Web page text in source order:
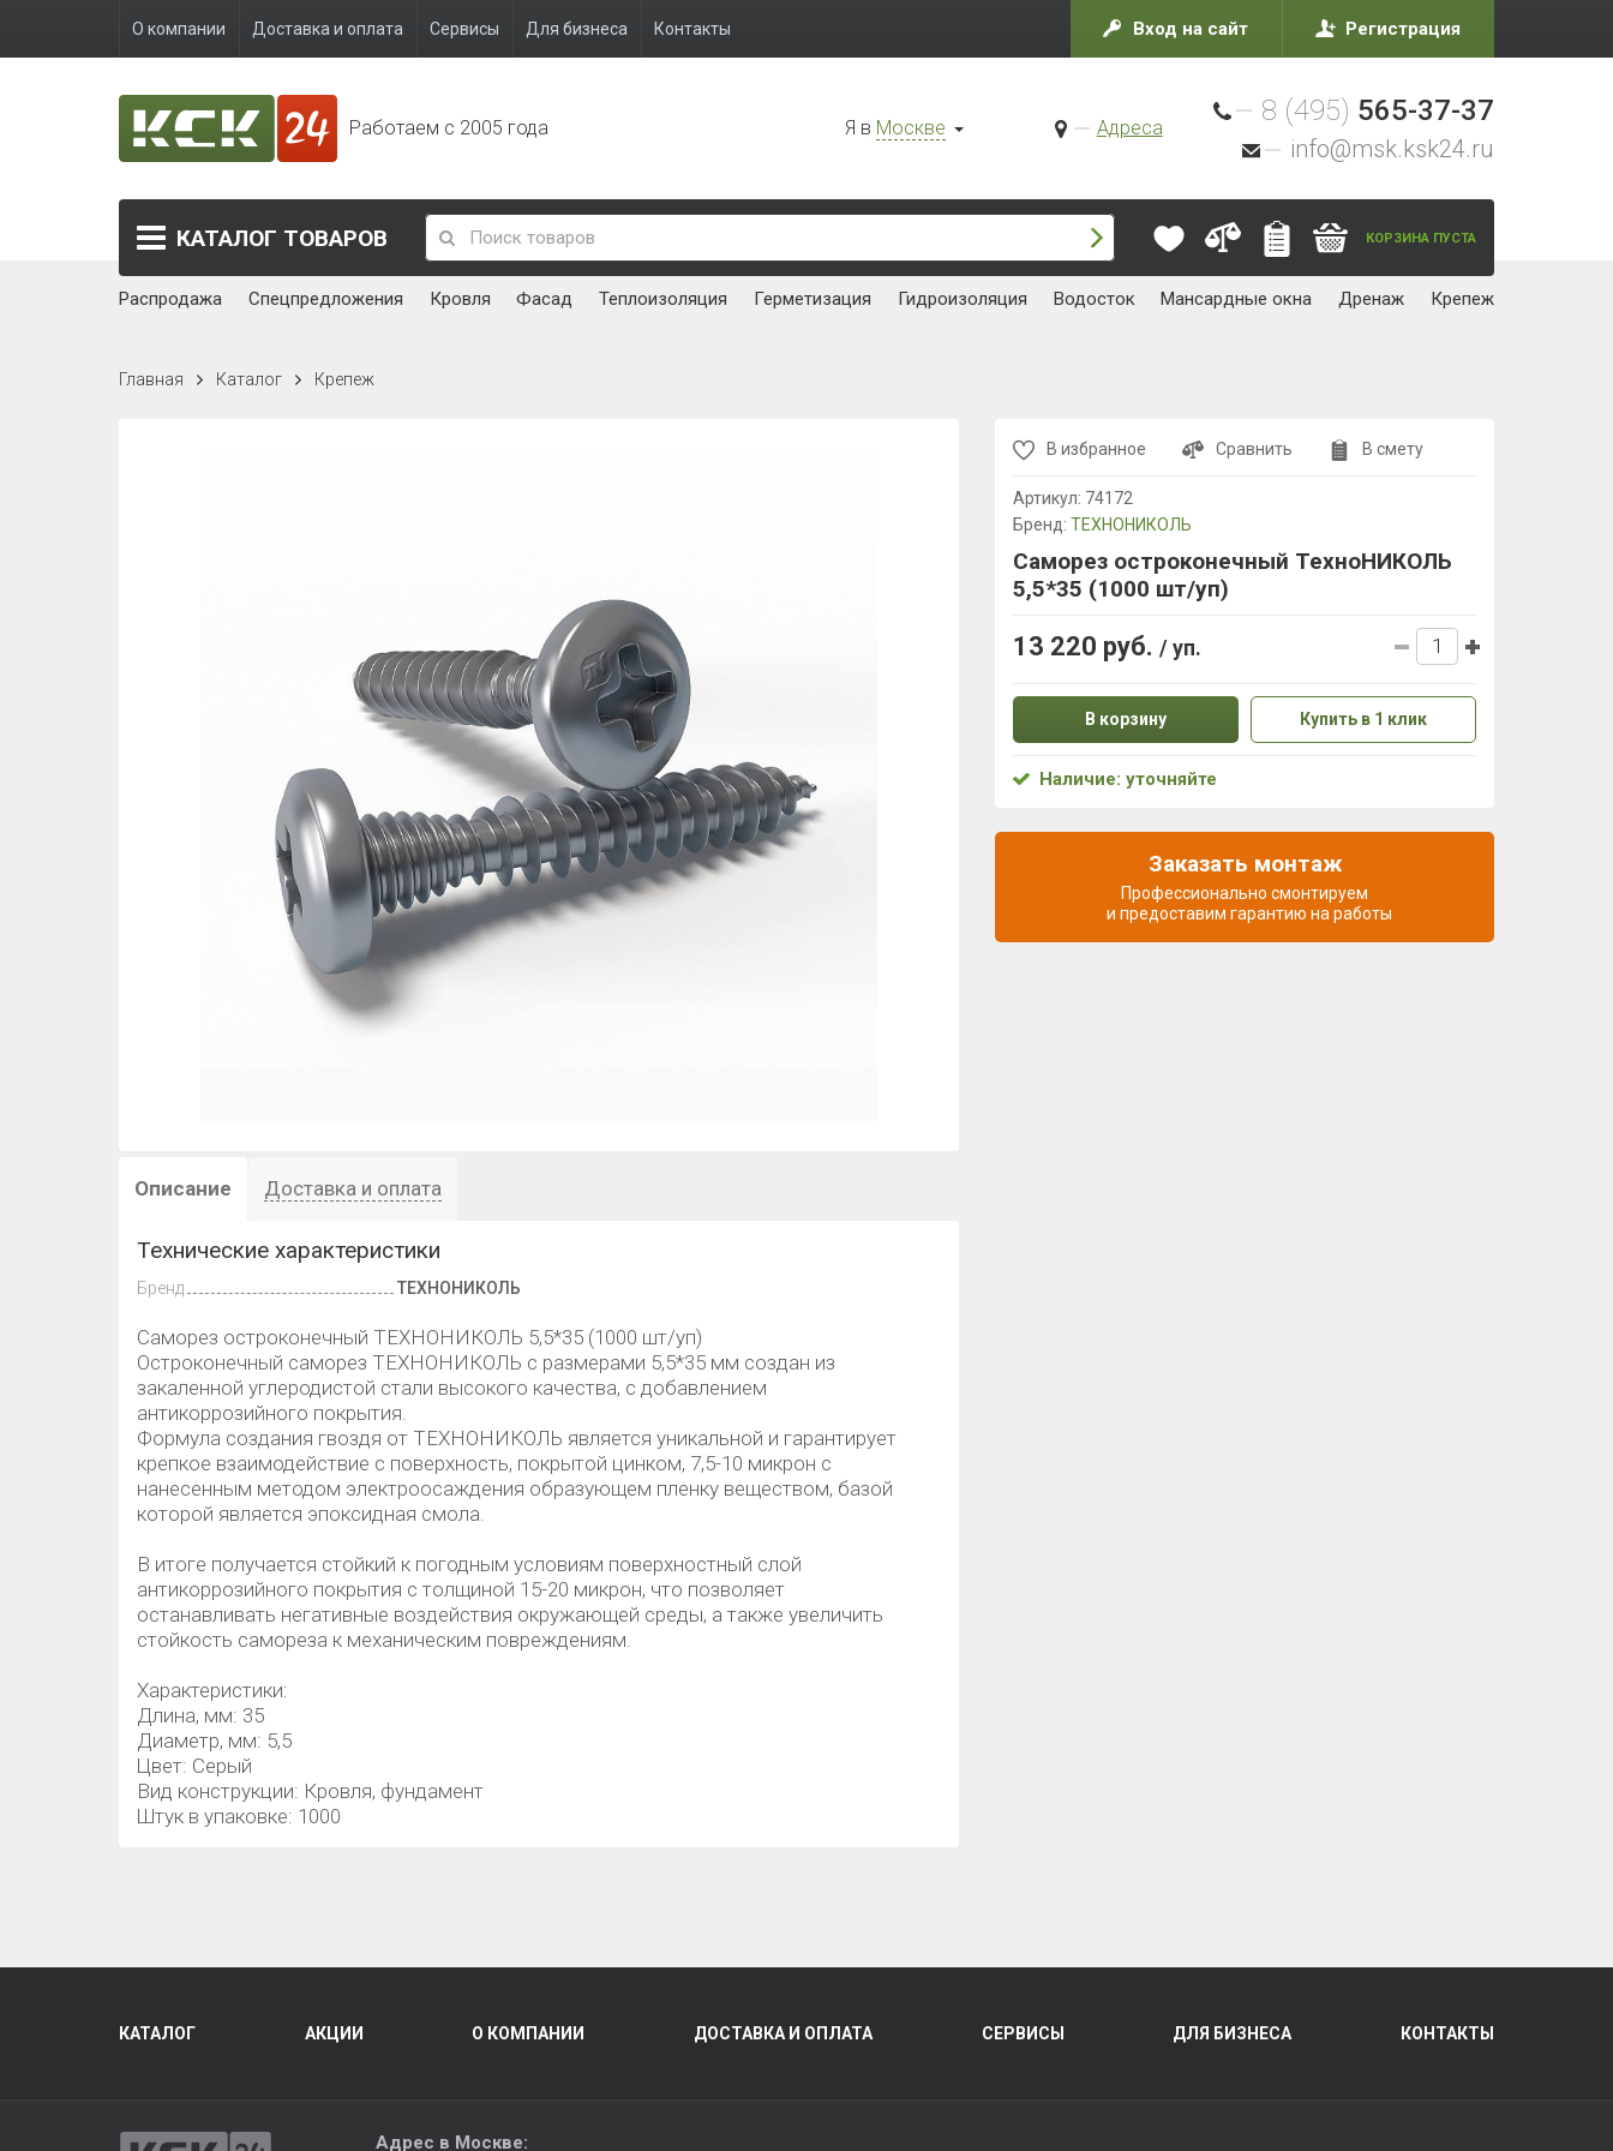
О компании Доставка и оплата Сервисы Для бизнеса Контакты Вход на сайт Регистрация
Работаем с 2005 года Я в Москве Адреса
8 (495) 565-37-37
info@msk.ksk24.ru
КАТАЛОГ ТОВАРОВ КОРЗИНА ПУСТА
Распродажа Спецпредложения Кровля Фасад Теплоизоляция Герметизация Гидроизоляция Водосток Мансардные окна Дренаж Крепеж
Главная Каталог Крепеж
Описание Доставка и оплата
Технические характеристики
Бренд ТЕХНОНИКОЛЬ
Саморез остроконечный ТЕХНОНИКОЛЬ 5,5*35 (1000 шт/уп)
Остроконечный саморез ТЕХНОНИКОЛЬ с размерами 5,5*35 мм создан из
закаленной углеродистой стали высокого качества, с добавлением
антикоррозийного покрытия.
Формула создания гвоздя от ТЕХНОНИКОЛЬ является уникальной и гарантирует
крепкое взаимодействие с поверхность, покрытой цинком, 7,5-10 микрон с
нанесенным методом электроосаждения образующем пленку веществом, базой
которой является эпоксидная смола.
В итоге получается стойкий к погодным условиям поверхностный слой
антикоррозийного покрытия с толщиной 15-20 микрон, что позволяет
останавливать негативные воздействия окружающей среды, а также увеличить
стойкость самореза к механическим повреждениям.
Характеристики:
Длина, мм: 35
Диаметр, мм: 5,5
Цвет: Серый
Вид конструкции: Кровля, фундамент
Штук в упаковке: 1000
В избранное Сравнить В смету
Артикул: 74172
Бренд: ТЕХНОНИКОЛЬ
Саморез остроконечный ТехноНИКОЛЬ
5,5*35 (1000 шт/уп)
13 220 руб. / уп.
В корзину Купить в 1 клик
Наличие: уточняйте
Заказать монтаж
Профессионально смонтируем
и предоставим гарантию на работы
КАТАЛОГ АКЦИИ О КОМПАНИИ ДОСТАВКА И ОПЛАТА СЕРВИСЫ ДЛЯ БИЗНЕСА КОНТАКТЫ
Адрес в Москве: